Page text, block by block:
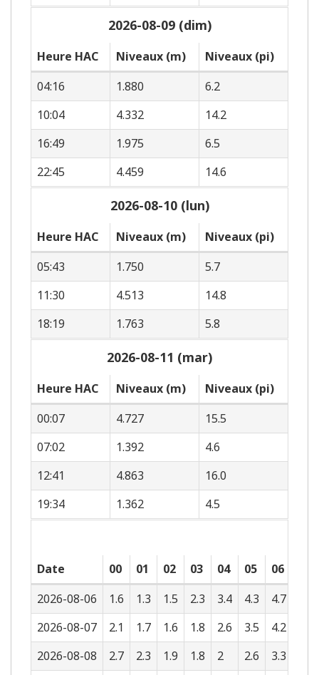
2026-08-09 (dim)
Heure HAC Niveaux (m)
Niveaux (pi)
04:16
1.880
6.2
10:04
4.332
14.2
16:49
1.975
6.5
22:45
4.459 14.6
2026-08-10 (lun)
Heure HAC Niveaux (m)
Niveaux (pi)
05:43
1.750
5.7
11:30
4.513
14.8
18:19
1.763 5.8
2026-08-11 (mar)
Heure HAC Niveaux (m)
Niveaux (pi)
00:07
4.727
15.5
07:02
1.392
4.6
12:41
4.863
16.0
19:34
1.362 4.5
Date 00 01 02 03 04 05 06
2026-08-06
1.6 1.3 1.5 2.3 3.4 4.3 4.7
2026-08-07
2.1 1.7 1.6 1.8 2.6 3.5 4.2
2026-08-08
2.7 2.3 1.9 1.8 2 2.6 3.3